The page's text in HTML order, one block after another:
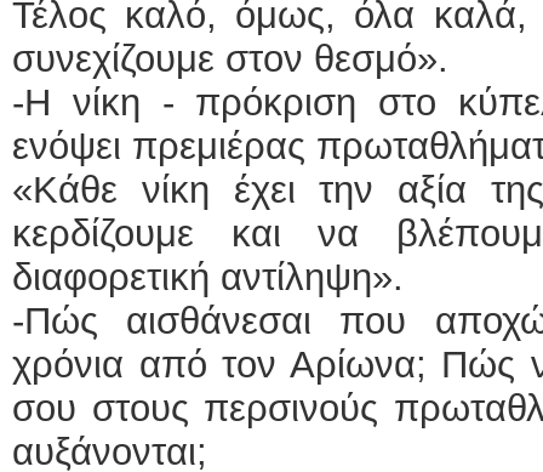
Τέλος καλό, όμως, όλα καλά,
συνεχίζουμε στον θεσμό».
-Η νίκη - πρόκριση στο
ενόψει πρεμιέρας
«Κάθε νίκη έχει την αξία
κερδίζουμε και να
διαφορετική αντίληψη».
-Πώς αισθάνεσαι που
χρόνια από τον Αρίωνα; Πώς
σου στους περσινούς
αυξάνονται;